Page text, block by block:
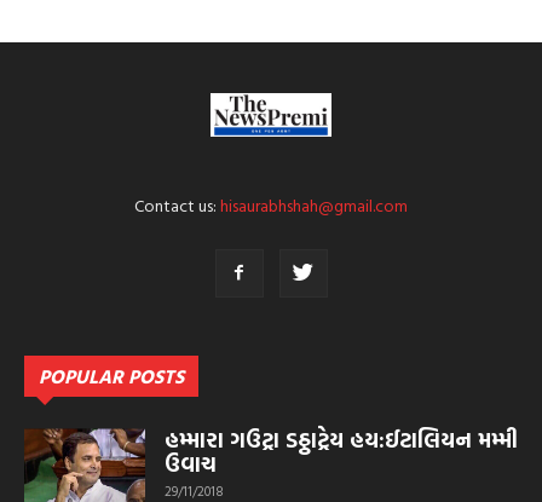
Contact us:hisaurabhshah@gmail.com
POPULAR POSTS
હમ્મારા ગઉટ્રા ડઠ્ઠાટ્રેય હય:ઈટાલિયન મમ્મી
ઉવાચ
29/11/2018